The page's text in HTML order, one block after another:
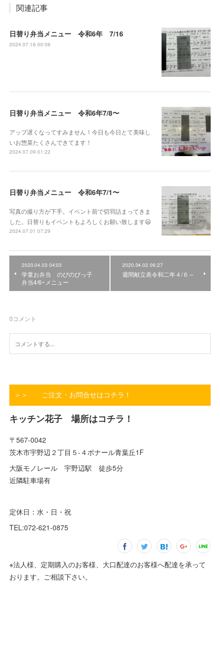
関連記事
日替り弁当メニュー 令和6年 7/16
2024.07.16 00:06
日替り弁当メニュー 令和6年7/8〜
アップ遅くなってすみません！今日も今日とて美味し
いお惣菜たくさんできてます！
2024.07.09 01:22
日替り弁当メニュー 令和6年7/1〜
写真の撮り方が下手。イベント前で切羽詰まってきま
した。日替りもイベントもよろしくお願い致します😃
2024.07.01 07:29
2020.04.03 04:03
学童お弁当 のびのびっ子
弁当4/6~メニュー
2020.04.02 06:27
週間献立表令和二年４/６～
0コメント
＞＞ ご注文・お問合せはコチラ！
キッチン花子 場所はコチラ！
〒567-0042
茨木市宇野辺２丁目５-４ボナール青葉丘1F
大阪モノレール 宇野辺駅 徒歩5分
近隣駐車場有
定休日：水・日・祝
TEL:072-621-0875
※法人様、定期購入のお客様、大口配達のお客様へ配達を承って
おります。ご相談下さい。